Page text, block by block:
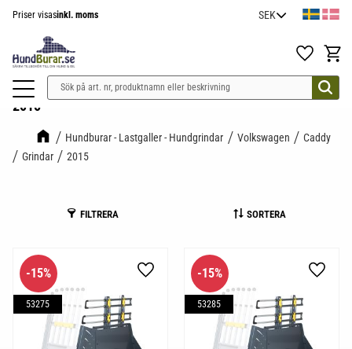
Priser visasinkl. moms
Favoriter
2015
Hundburar - Lastgaller - Hundgrindar Volkswagen
Caddy
Grindar
2015
FILTRERA SORTERA
15%
53275
Lägg till i favoriter
15%
53285
Lägg